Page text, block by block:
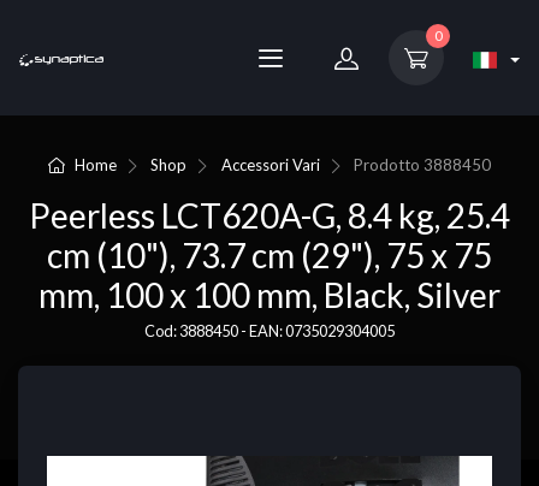
0
Home Shop Accessori Vari Prodotto 3888450
Peerless LCT620A-G, 8.4 kg, 25.4
cm (10"), 73.7 cm (29"), 75 x 75
mm, 100 x 100 mm, Black, Silver
Cod: 3888450 - EAN: 0735029304005